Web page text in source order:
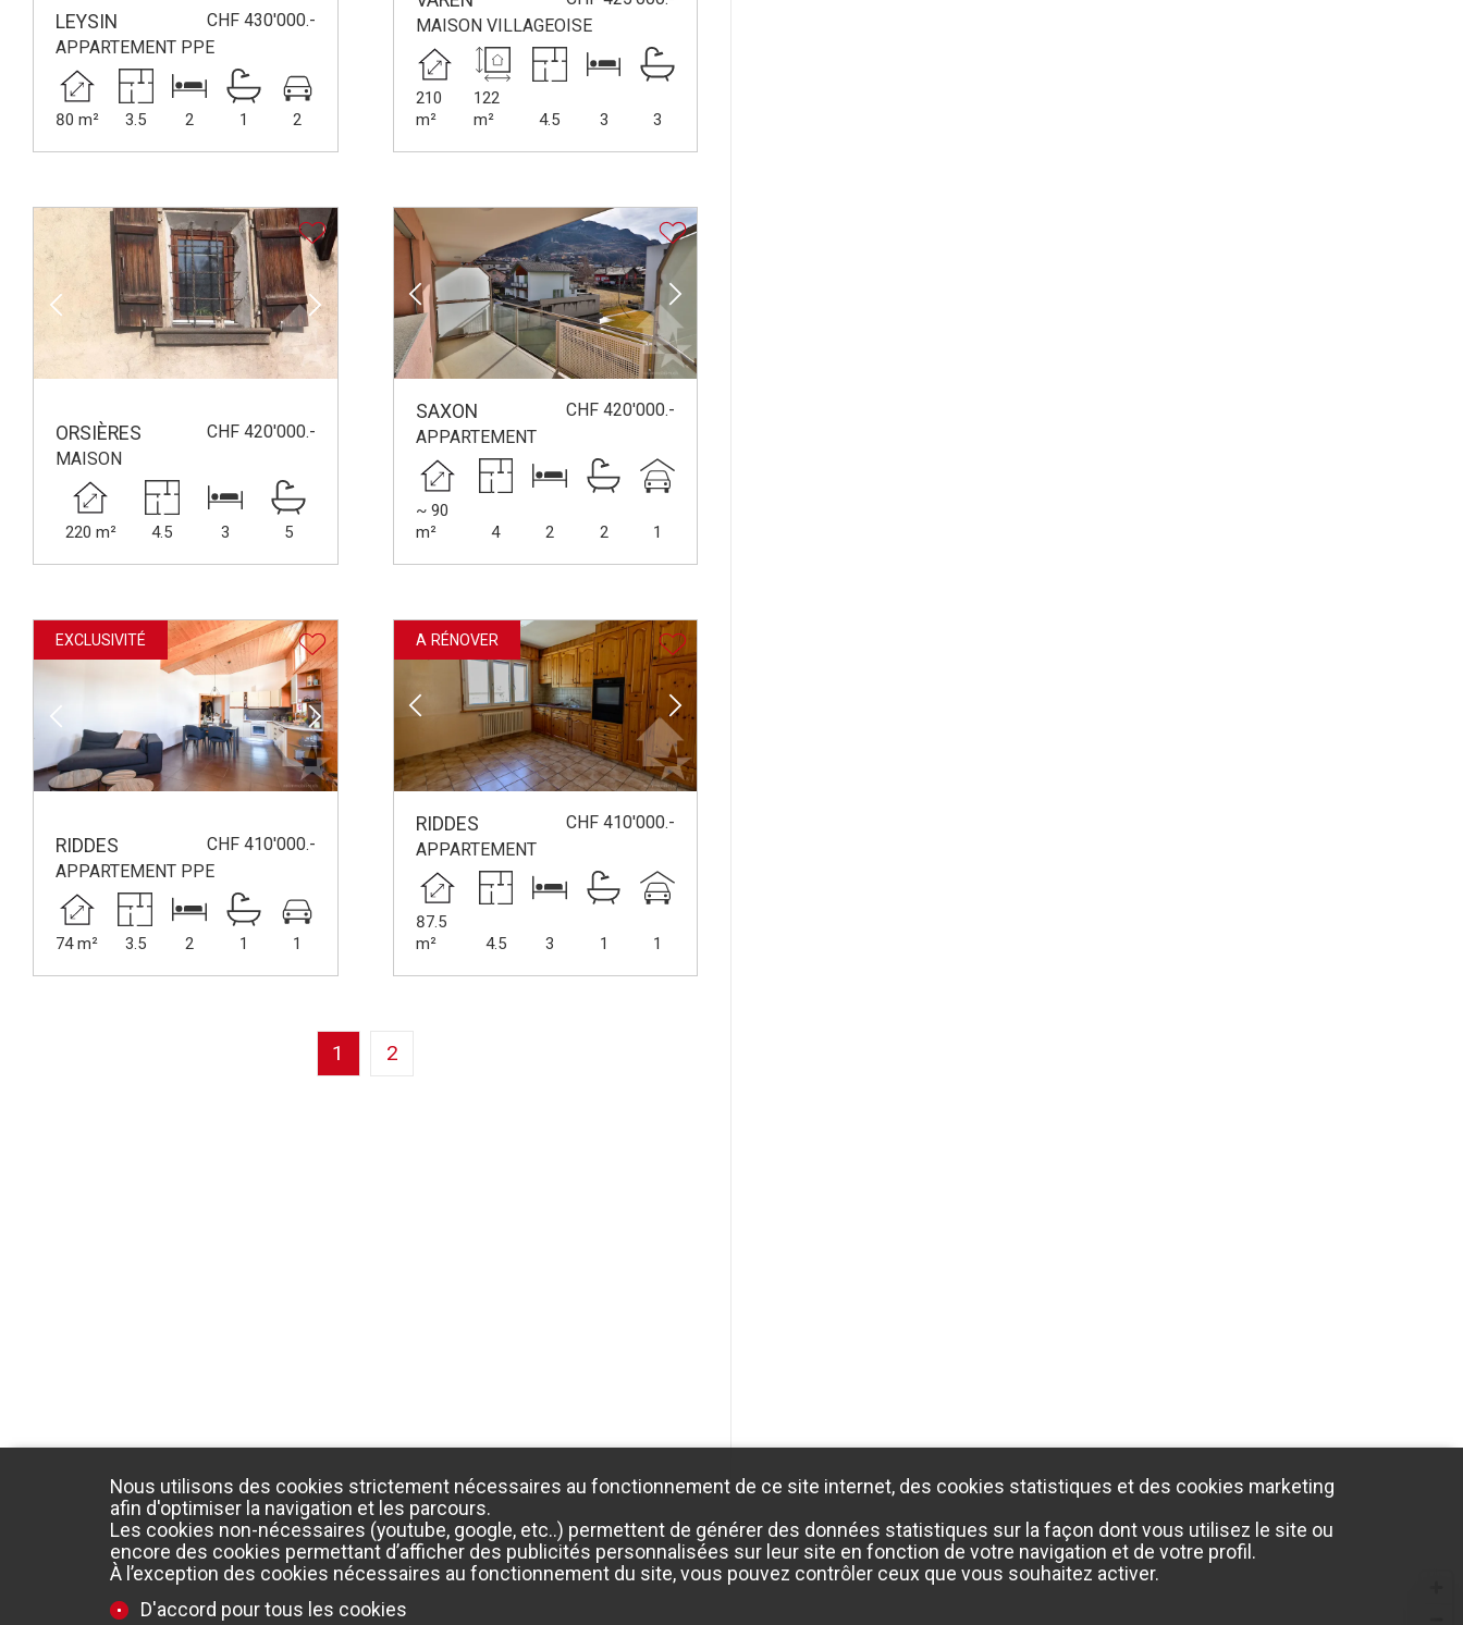
LEYSIN
CHF 430'000.-
APPARTEMENT PPE
80 m² 3.5 2 1 2
MAISON VILLAGEOISE
210
m²
122
m²
4.5 3 3
ORSIÈRES
CHF 420'000.-
MAISON
220 m² 4.5 3 5
SAXON
CHF 420'000.-
APPARTEMENT
~ 90
m²
4 2 2 1
EXCLUSIVITÉ
RIDDES
CHF 410'000.-
APPARTEMENT PPE
74 m² 3.5 2 1 1
A RÉNOVER
RIDDES
CHF 410'000.-
APPARTEMENT
87.5
m²
4.5 3 1 1
1 2
Nous utilisons des cookies strictement nécessaires au fonctionnement de ce site internet, des cookies statistiques et des cookies marketing
afin d'optimiser la navigation et les parcours.
Les cookies non-nécessaires (youtube, google, etc..) permettent de générer des données statistiques sur la façon dont vous utilisez le site ou
encore des cookies permettant d’afficher des publicités personnalisées sur leur site en fonction de votre navigation et de votre profil.
À l’exception des cookies nécessaires au fonctionnement du site, vous pouvez contrôler ceux que vous souhaitez activer.
D'accord pour tous les cookies